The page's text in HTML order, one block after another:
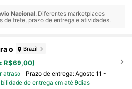
Nacional. Diferentes marketplaces
de frete, prazo de entrega e atividades.
o Brazil
R$69,00)
atraso Prazo de entrega: Agosto 11 -
de entrega em até 9dias